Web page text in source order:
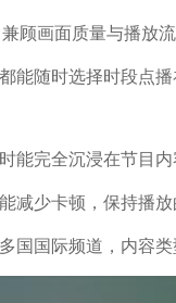
顾画面质量与播放流
能随时选择时段点播
能完全沉浸在节目内
减少卡顿，保持播放
国国际频道，内容类